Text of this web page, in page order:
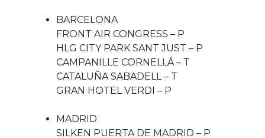
BARCELONA
FRONT AIR CONGRESS – P
HLG CITY PARK SANT JUST – P
CAMPANILLE CORNELLÁ – T
CATALUÑA SABADELL – T
GRAN HOTEL VERDI – P
MADRID
SILKEN PUERTA DE MADRID – P